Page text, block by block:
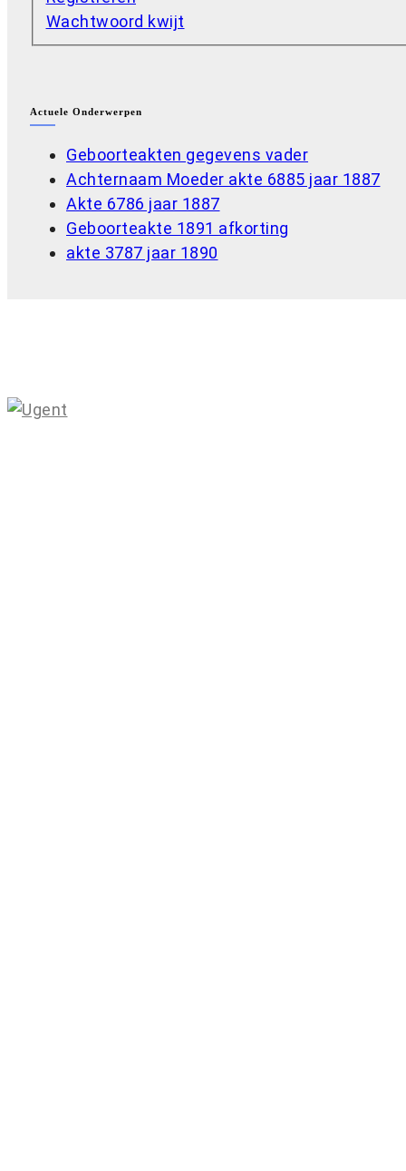
Wachtwoord kwijt
Actuele Onderwerpen
Geboorteakten gegevens vader
Achternaam Moeder akte 6885 jaar 1887
Akte 6786 jaar 1887
Geboorteakte 1891 afkorting
akte 3787 jaar 1890